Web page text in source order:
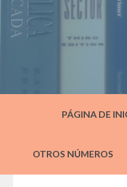
PÁGINA DE
OTROS NÚMEROS